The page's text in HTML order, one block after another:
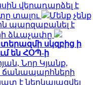
վերադարձել է
տալու
Մենք չենք
պարզաբանել է
ձևաչափը
սկզբից ի
են ՀՕՊ-ի
Նոր Կյանք,
ճանապարհների
է ներկայացվել